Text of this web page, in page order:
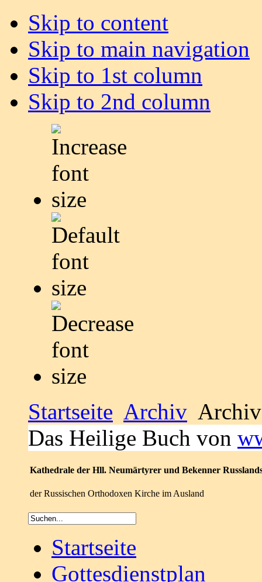
Skip to content
Skip to main navigation
Skip to 1st column
Skip to 2nd column
Startseite Archiv Archiv
Das Heilige Buch von
Kathedrale der Hll. Neumärtyrer und Bekenner
der Russischen Orthodoxen Kirche im Ausland
Startseite
Gottesdienstplan